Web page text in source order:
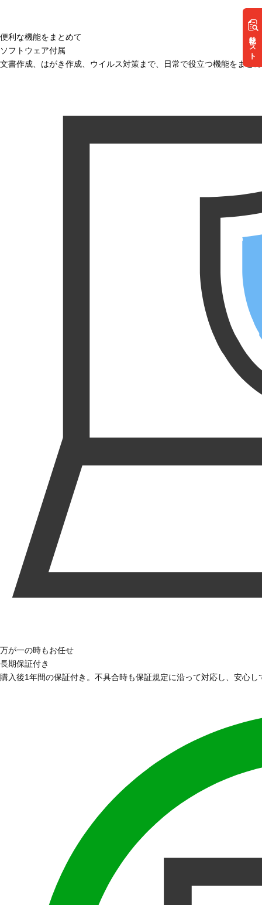
リスト
便利な機能をまとめて
ソフトウェア付属
文書作成、はがき作成、ウイルス対策まで、日常で役立つ機能をまと
万が一の時もお任せ
長期保証付き
購入後1年間の保証付き。不具合時も保証規定に沿って対応し、安心